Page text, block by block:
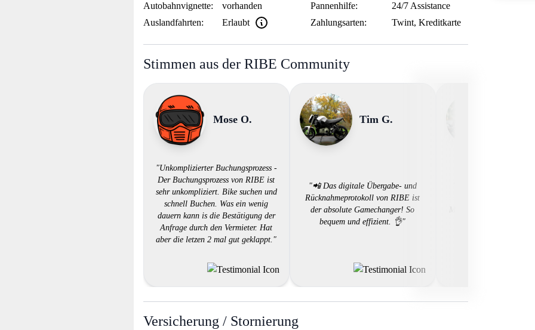
Autobahnvignette:
vorhanden
Auslandfahrten:
Erlaubt
Pannenhilfe:
24/7 Assistance
Zahlungsarten:
Twint, Kreditkarte
Stimmen aus der RIBE Community
Mose O.
"Unkomplizierter Buchungsprozess -
Der Buchungsprozess von RIBE ist
sehr unkompliziert. Bike suchen und
schnell Buchen. Was ein wenig
dauern kann is die Bestätigung der
Anfrage durch den Vermieter. Hat
aber die letzen 2 mal gut geklappt."
Tim G.
"📲 Das digitale Übergabe- und
Rücknahmeprotokoll von RIBE ist
der absolute Gamechanger! So
bequem und effizient. 👌"
Versicherung / Stornierung